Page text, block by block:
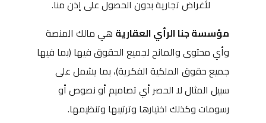
لأغراض تجارية بدون الحصول على إذن منا.
مؤسسة جنا الرأي العقارية هي مالك المنصة
وأي محتوى والمانح لجميع الحقوق فيها (بما فيها
جميع حقوق الملكية الفكرية)، بما يشمل على
سبيل المثال لا الحصر أي تصاميم أو نصوص أو
رسومات وكذلك اختيارها وترتيبها وتنظيمها.